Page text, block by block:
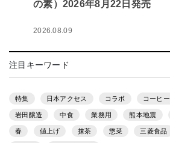
の素）2026年8月22日発売
2026.08.09
注目キーワード
特集 日本アクセス コラボ コーヒー
岩田醸造 中食 業務用 熊本地震
春 値上げ 抹茶 惣菜 三菱食品